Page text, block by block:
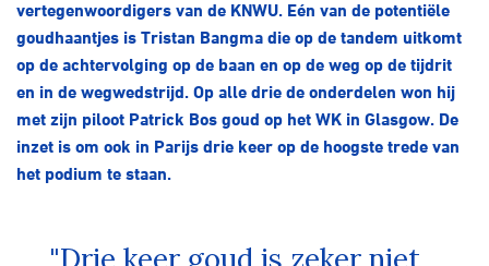
Contact
Over ons
vertegenwoordigers van de KNWU. Eén van de potentiële
goudhaantjes is Tristan Bangma die op de tandem uitkomt
op de achtervolging op de baan en op de weg op de tijdrit
en in de wegwedstrijd. Op alle drie de onderdelen won hij
met zijn piloot Patrick Bos goud op het WK in Glasgow. De
inzet is om ook in Parijs drie keer op de hoogste trede van
het podium te staan.
Veldrijden Biketrial
Pumptrack Fixed gear